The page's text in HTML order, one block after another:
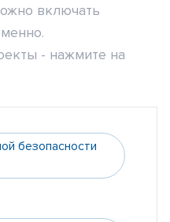
включать
- нажмите на
безопасности